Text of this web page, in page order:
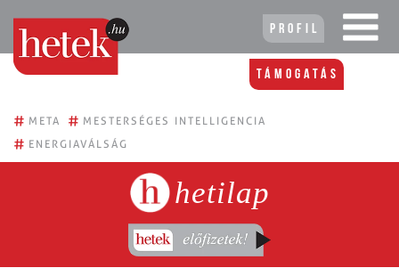
Profil
Támogatás
# META # MESTERSÉGES INTELLIGENCIA
# ENERGIAVÁLSÁG
hetilap